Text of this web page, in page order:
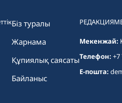
Біз туралы
Жарнама
Құпиялық саясаты
Байланыс
Мекенжай:
Телефон: +7
E-пошта: